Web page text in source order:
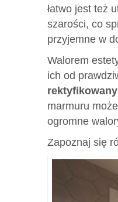
łatwo jest też
szarości, co
przyjemne w
Walorem
ich od
marmuru
ogromne
Zapoznaj się